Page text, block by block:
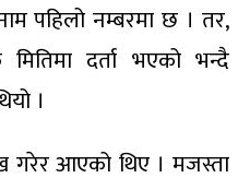
पहिलो नम्बरमा छ । तर,
दर्ता भएको भन्दै
।
गरेर आएको थिए । मजस्ता